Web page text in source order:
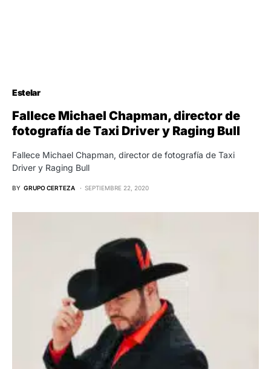
Estelar
Fallece Michael Chapman, director de
fotografía de Taxi Driver y Raging Bull
Fallece Michael Chapman, director de fotografía de Taxi
Driver y Raging Bull
BY GRUPO CERTEZA SEPTIEMBRE 22, 2020